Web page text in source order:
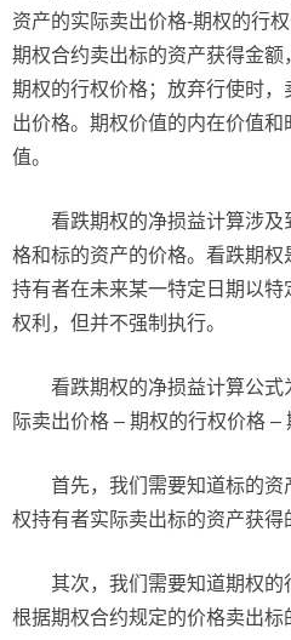
资产的实际卖出价格-期权的行
期权合约卖出标的资产获得金
期权的行权价格；放弃行使时
出价格。期权价值的内在价值
值。
看跌期权的净损益计算涉
格和标的资产的价格。看跌期
持有者在未来某一特定日期以
权利，但并不强制执行。
看跌期权的净损益计算公
际卖出价格 – 期权的行权价格 –
首先，我们需要知道标的
权持有者实际卖出标的资产获得
其次，我们需要知道期权
根据期权合约规定的价格卖出标